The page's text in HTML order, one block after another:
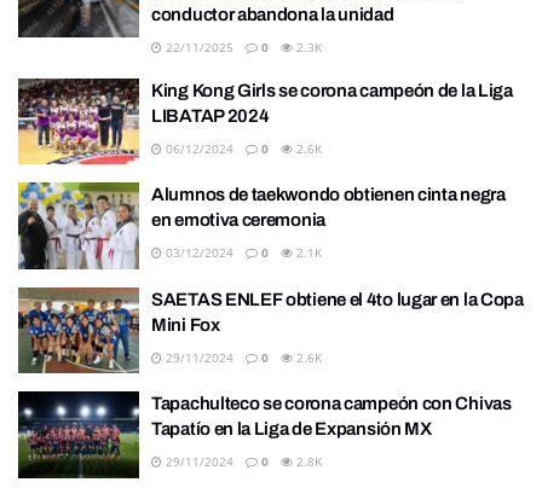
conductor abandona la unidad
22/11/2025 0 2.3K
King Kong Girls se corona campeón de la Liga
LIBATAP 2024
06/12/2024 0 2.6K
Alumnos de taekwondo obtienen cinta negra
en emotiva ceremonia
03/12/2024 0 2.1K
SAETAS ENLEF obtiene el 4to lugar en la Copa
Mini Fox
29/11/2024 0 2.6K
Tapachulteco se corona campeón con Chivas
Tapatío en la Liga de Expansión MX
29/11/2024 0 2.8K